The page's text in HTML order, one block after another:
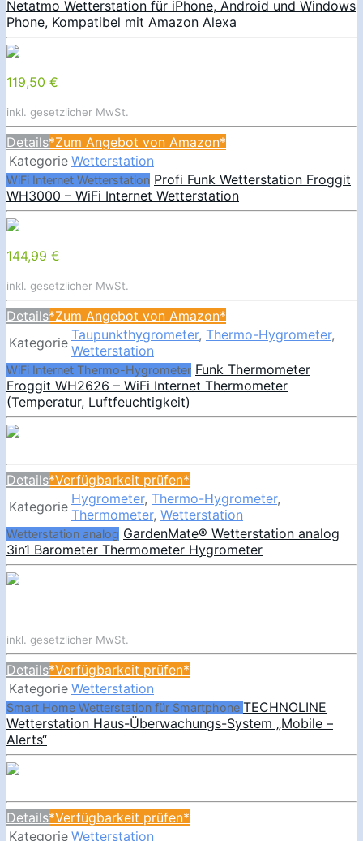
Netatmo Wetterstation für iPhone, Android und Windows
Phone, Kompatibel mit Amazon Alexa
119,50 €
inkl. gesetzlicher MwSt.
Details*Zum Angebot von Amazon*
Kategorie Wetterstation
WiFi Internet Wetterstation Profi Funk Wetterstation Froggit
WH3000 – WiFi Internet Wetterstation
144,99 €
inkl. gesetzlicher MwSt.
Details*Zum Angebot von Amazon*
Kategorie Taupunkthygrometer, Thermo-Hygrometer,
Wetterstation
WiFi Internet Thermo-Hygrometer Funk Thermometer
Froggit WH2626 – WiFi Internet Thermometer
(Temperatur, Luftfeuchtigkeit)
Details*Verfügbarkeit prüfen*
Kategorie Hygrometer, Thermo-Hygrometer,
Thermometer, Wetterstation
Wetterstation analog GardenMate® Wetterstation analog
3in1 Barometer Thermometer Hygrometer
inkl. gesetzlicher MwSt.
Details*Verfügbarkeit prüfen*
Kategorie Wetterstation
Smart Home Wetterstation für Smartphone TECHNOLINE
Wetterstation Haus-Überwachungs-System „Mobile –
Alerts“
Details*Verfügbarkeit prüfen*
Kategorie Wetterstation